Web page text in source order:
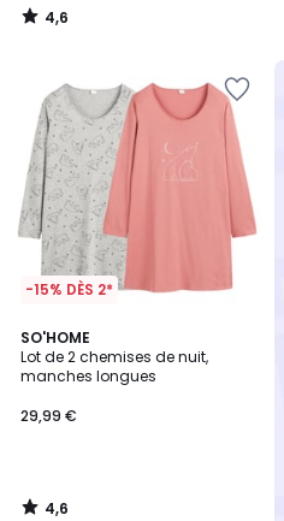
4,6
/
-15% DÈS 2*
SO'HOME
Lot de 2 chemises de nuit,
manches longues
29,99 €
4,6
/ 5
4,6
/